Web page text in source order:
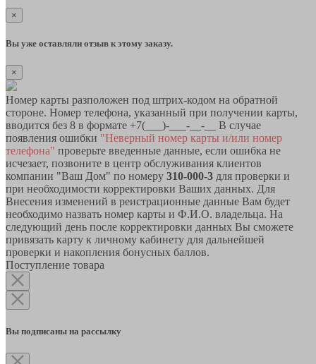
×
Вы уже оставляли отзыв к этому заказу.
×
Номер карты разположен под штрих-кодом на обратной
стороне. Номер телефона, указанный при получении карты,
вводится без 8 в формате +7(___)-___-__-__ В случае
появления ошибки "Неверный номер карты и/или номер
телефона" проверьте введенные данные, если ошибка не
исчезает, позвоните в центр обслуживания клиентов
компании "Ваш Дом" по номеру 310-000-3 для проверки и
при необходимости корректировки Ваших данных. Для
Внесения изменений в реистрационные данные Вам будет
необходимо назвать номер карты и Ф.И.О. владельца. На
следующий день после корректировки данных Вы сможете
привязать карту к личному кабинету для дальнейшей
проверки и накопления бонусных баллов.
Поступление товара
Вы подписаны на рассылку